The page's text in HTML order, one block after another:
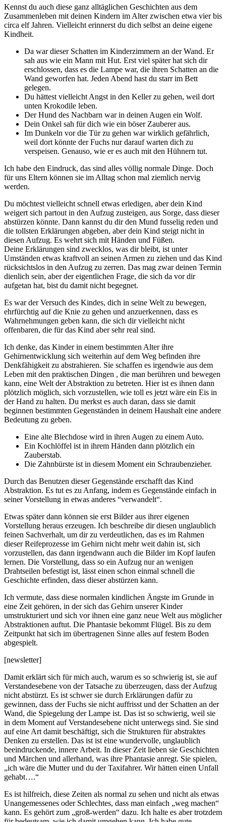
Kennst du auch diese ganz alltäglichen Geschichten aus dem
Zusammenleben mit deinen Kindern im Alter zwischen etwa vier bis
circa elf Jahren. Vielleicht erinnerst du dich selbst an deine eigene
Kindheit.
Da war dieser Schatten im Kinderzimmern an der Wand. Er
sah aus wie ein Mann mit Hut. Erst viel später hat sich dir
erschlossen, dass es die Lampe war, die ihren Schatten an die
Wand geworfen hat. Jeden Abend hast du starr im Bett
gelegen.
Du hättest vielleicht Angst in den Keller zu gehen, weil dort
unten Krokodile leben.
Der Hund des Nachbarn war in deinen Augen ein Wolf.
Dein Onkel sah für dich wie ein böser Zauberer aus.
Im Dunkeln vor die Tür zu gehen war wirklich gefährlich,
weil dort könnte der Fuchs nur darauf warten dich zu
verspeisen. Genauso, wie er es auch mit den Hühnern tut.
Ich habe den Eindruck, das sind alles völlig normale Dinge. Doch
für uns Eltern können sie im Alltag schon mal ziemlich nervig
werden.
Du möchtest vielleicht schnell etwas erledigen, aber dein Kind
weigert sich partout in den Aufzug zusteigen, aus Sorge, dass dieser
abstürzen könnte. Dann kannst du dir den Mund fusselig reden und
die tollsten Erklärungen abgeben, aber dein Kind steigt nicht in
diesen Aufzug. Es wehrt sich mit Händen und Füßen.
Deine Erklärungen sind zwecklos, was dir bleibt, ist unter
Umständen etwas kraftvoll an seinen Armen zu ziehen und das Kind
rücksichtslos in den Aufzug zu zerren. Das mag zwar deinen Termin
dienlich sein, aber der eigentlichen Frage, die sich da vor dir
aufgetan hat, bist du damit nicht begegnet.
Es war der Versuch des Kindes, dich in seine Welt zu bewegen,
ehrfürchtig auf die Knie zu gehen und anzuerkennen, dass es
Wahrnehmungen geben kann, die sich dir vielleicht nicht
offenbaren, die für das Kind aber sehr real sind.
Ich denke, das Kinder in einem bestimmten Alter ihre
Gehirnentwicklung sich weiterhin auf dem Weg befinden ihre
Denkfähigkeit zu abstrahieren. Sie schaffen es irgendwie aus dem
Leben mit den praktischen Dingen , die man berühren und bewegen
kann, eine Welt der Abstraktion zu betreten. Hier ist es ihnen dann
plötzlich möglich, sich vorzustellen, wie toll es jetzt wäre ein Eis in
der Hand zu halten. Du merkst es auch daran, dass sie damit
beginnen bestimmten Gegenständen in deinem Haushalt eine andere
Bedeutung zu geben.
Eine alte Blechdose wird in ihren Augen zu einem Auto.
Ein Kochlöffel ist in ihrem Händen dann plötzlich ein
Zauberstab.
Die Zahnbürste ist in diesem Moment ein Schraubenzieher.
Durch das Benutzen dieser Gegenstände erschafft das Kind
Abstraktion. Es tut es zu Anfang, indem es Gegenstände einfach in
seiner Vorstellung in etwas anderes “verwandelt“.
Etwas später dann können sie erst Bilder aus ihrer eigenen
Vorstellung heraus erzeugen. Ich beschreibe dir diesen unglaublich
feinen Sachverhalt, um dir zu verdeutlichen, das es im Rahmen
dieser Reifeprozesse im Gehirn nicht mehr weit dahin ist, sich
vorzustellen, das dann irgendwann auch die Bilder im Kopf laufen
lernen. Die Vorstellung, dass so ein Aufzug nur an wenigen
Drahtseilen befestigt ist, lässt einen schon einmal schnell die
Geschichte erfinden, dass dieser abstürzen kann.
Ich vermute, dass diese normalen kindlichen Ängste im Grunde in
eine Zeit gehören, in der sich das Gehirn unserer Kinder
umstrukturiert und sich vor ihnen eine ganz neue Welt aus möglicher
Abstraktionen auftut. Die Phantasie bekommt Flügel. Bis zu dem
Zeitpunkt hat sich im übertragenen Sinne alles auf festem Boden
abgespielt.
[newsletter]
Damit erklärt sich für mich auch, warum es so schwierig ist, sie auf
Verstandesebene von der Tatsache zu überzeugen, dass der Aufzug
nicht abstürzt. Es ist schwer sie durch Erklärungen dafür zu
gewinnen, dass der Fuchs sie nicht auffrisst und der Schatten an der
Wand, die Spiegelung der Lampe ist. Das ist so schwierig, weil sie
in dem Moment auf Verstandesebene nicht unterwegs sind. Sie sind
auf eine Art damit beschäftigt, sich die Strukturen für abstraktes
Denken zu erstellen. Das ist ist eine wundervolle, unglaublich
beeindruckende, innere Arbeit. In dieser Zeit lieben sie Geschichten
und Märchen und allerhand, was ihre Phantasie anregt. Sie spielen,
„ich wäre die Mutter und du der Taxifahrer. Wir hätten einen Unfall
gehabt….“
Es ist hilfreich, diese Zeiten als normal zu sehen und nicht als etwas
Unangemessenes oder Schlechtes, dass man einfach „weg machen“
kann. Es gehört zum „groß-werden“ dazu. Ich halte es aber trotzdem